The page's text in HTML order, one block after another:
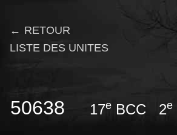
← RETOUR
LISTE DES UNITES
50638 17e BCC 2e